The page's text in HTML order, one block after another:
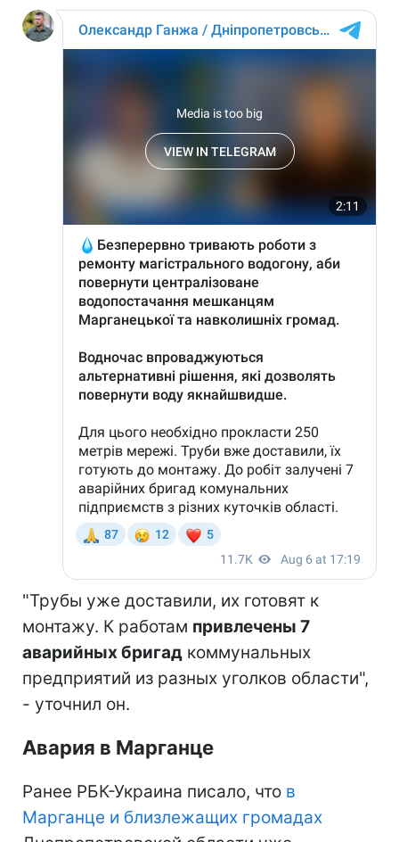
"Трубы уже доставили, их готовят к
монтажу. К работам привлечены 7
аварийных бригад коммунальных
предприятий из разных уголков области",
- уточнил он.
Авария в Марганце
Ранее РБК-Украина писало, что в
Марганце и близлежащих громадах